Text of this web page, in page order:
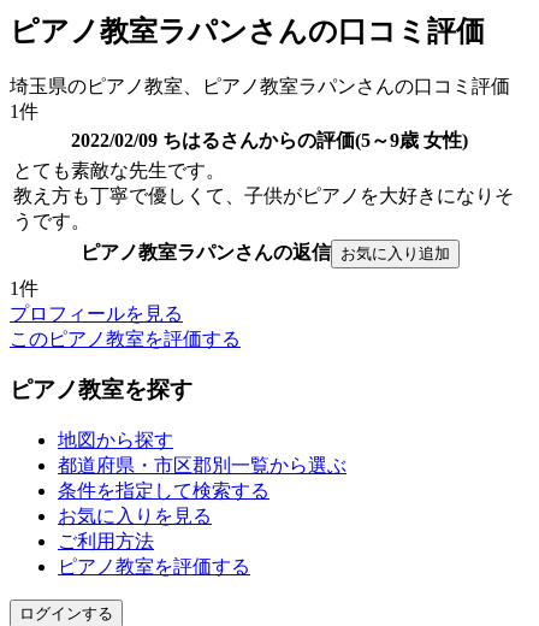
ピアノ教室ラパンさんの口コミ評価
埼玉県のピアノ教室、ピアノ教室ラパンさんの口コミ評価
1件
2022/02/09 ちはるさんからの評価(5～9歳 女性)
とても素敵な先生です。
教え方も丁寧で優しくて、子供がピアノを大好きになりそ
うです。
ピアノ教室ラパンさんの返信
1件
プロフィールを見る
このピアノ教室を評価する
ピアノ教室を探す
地図から探す
都道府県・市区郡別一覧から選ぶ
条件を指定して検索する
お気に入りを見る
ご利用方法
ピアノ教室を評価する
ログインする